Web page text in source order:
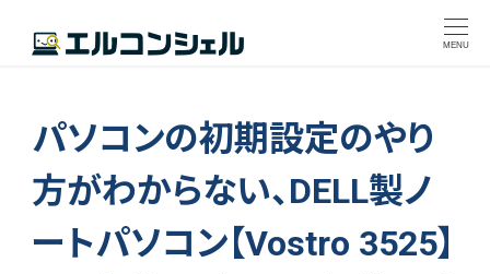
MENU
パソコンの初期設定のやり
方がわからない、DELL製ノ
ートパソコン【Vostro 3525】